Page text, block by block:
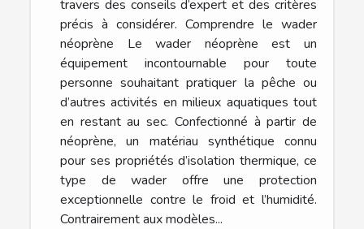
travers des conseils d’expert et des critères
précis à considérer. Comprendre le wader
néoprène Le wader néoprène est un
équipement incontournable pour toute
personne souhaitant pratiquer la pêche ou
d’autres activités en milieux aquatiques tout
en restant au sec. Confectionné à partir de
néoprène, un matériau synthétique connu
pour ses propriétés d’isolation thermique, ce
type de wader offre une protection
exceptionnelle contre le froid et l’humidité.
Contrairement aux modèles...